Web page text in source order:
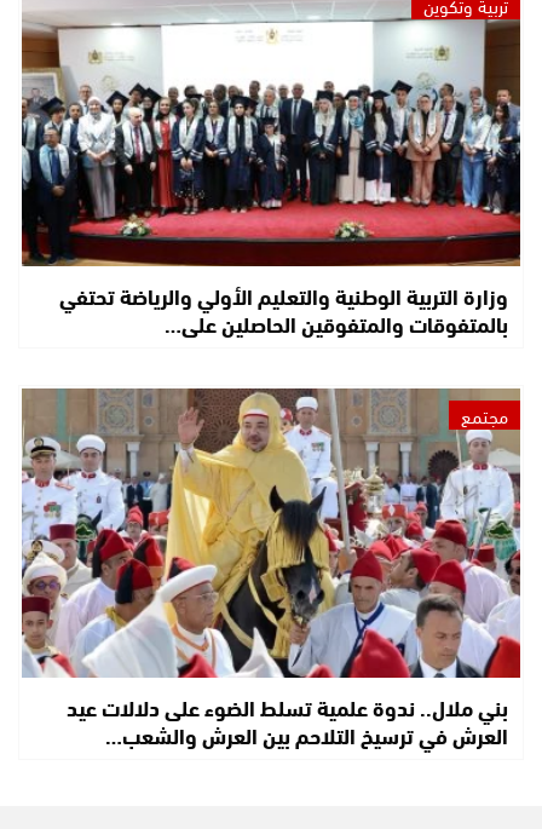
وزارة التربية الوطنية والتعليم الأولي والرياضة تحتفي
بالمتفوقات والمتفوقين الحاصلين على…
مجتمع
بني ملال.. ندوة علمية تسلط الضوء على دلالات عيد
العرش في ترسيخ التلاحم بين العرش والشعب…